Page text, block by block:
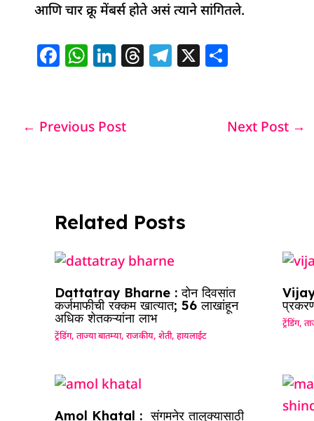
आणि चार क्रू मेंबर्स होते असं त्याने सांगितले.
F
e
k
W
s
Li
e
T T X
e
← Previous Post Next Post →
Related Posts
Dattatray Bharne : दोन दिवसांत
कर्जमाफीची रक्कम खात्यात; 56 लाखांहून
अधिक शेतकऱ्यांना लाभ
ट्रेंडिंग,ताज्या बातम्या,राजकीय,शेती,हायलाईट
ट्रेंडिंग,
Amol Khatal : संगमनेर तालुक्यासाठी